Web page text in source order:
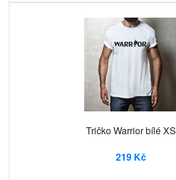
Tričko Warrior bílé XS
219 Kč